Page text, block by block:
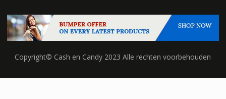
Copyright© Cash en Candy 2023 Alle rechten voorbehouden